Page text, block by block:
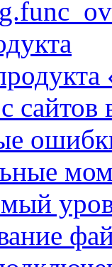
сайтов